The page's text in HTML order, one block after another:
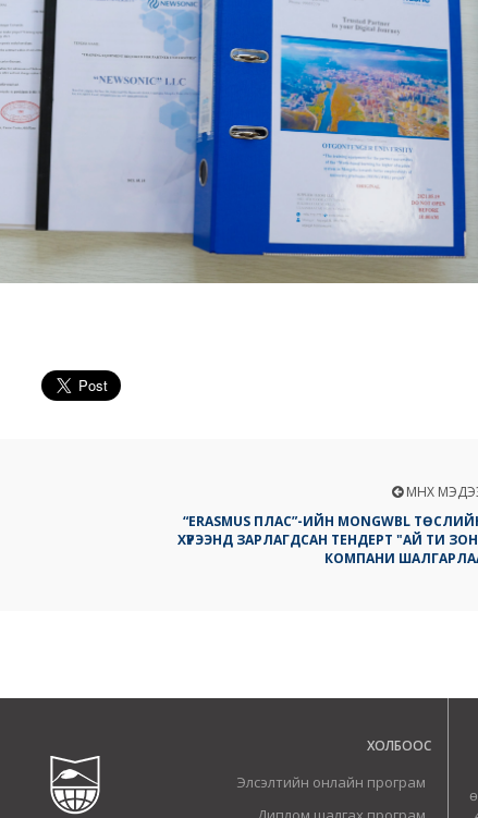
ӨМНӨХ
“ERASMUS ПЛАС”-ИЙН MONGWBL
ХҮРЭЭНД ЗАРЛАГДСАН ТЕНДЕРТ "АЙ ТИ
КОМПАНИ
ХОЛБООС
Элсэлтийн онлайн програм